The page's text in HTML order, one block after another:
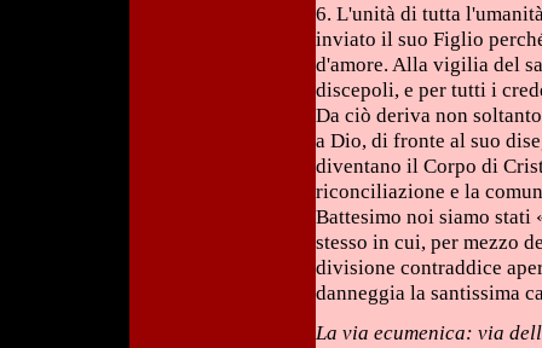
6. L'unità di tutta
inviato il suo Figlio
d'amore. Alla vigilia del
discepoli, e per tutti i
Da ciò deriva non
a Dio, di fronte al suo
diventano il Corpo di
riconciliazione e la
Battesimo noi siamo stati
stesso in cui, per mezzo
divisione contraddice
danneggia la santissima
La via ecumenica: via